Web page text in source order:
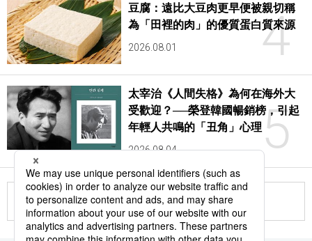
4
豆腐：遠比大豆肉更早便被親切稱
為「田裡的肉」的優質蛋白質來源
2026.08.01
5
太宰治《人間失格》為何在海外大
受歡迎？──榮登韓國暢銷榜，引起
年輕人共鳴的「丑角」心理
2026.08.04
更多